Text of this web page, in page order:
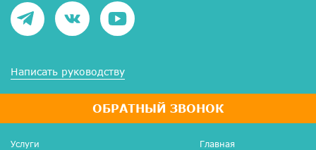
ОБРАТНЫЙ ЗВОНОК
Написать руководству
Услуги
Главная